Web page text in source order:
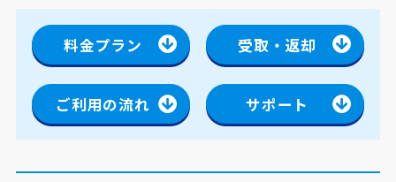
料金プラン 受取・返却
ご利用の流れ サポート